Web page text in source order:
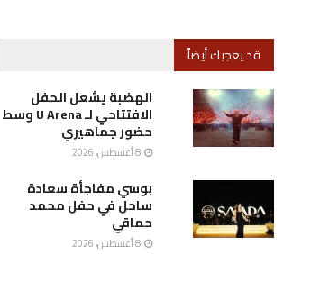
قد يعجبك أيضاً
الهضبة يشعل الحفل
الافتتاحي لـ U Arena وسط
حضور جماهيري
بوسي مفاجأة سعادة
ساحل في حفل محمد
حماقي